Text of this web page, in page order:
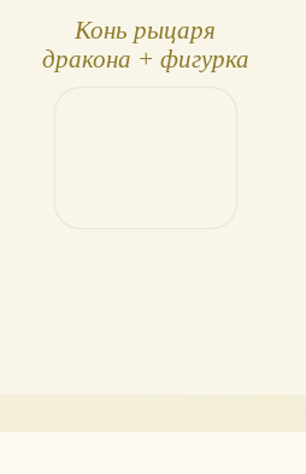
Конь рыцаря
дракона + фигурка